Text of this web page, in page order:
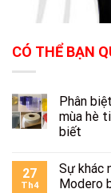
CÓ THỂ BẠN
Phân
mùa hè
biết
27
Th4
Sự khác
Modero